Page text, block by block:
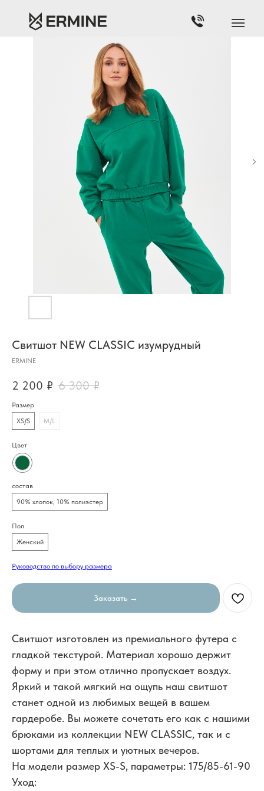
Свитшот NEW CLASSIC изумрудный
ERMINE
2 200 ₽ 6 300 ₽
Размер
XS/S
M/L
Цвет
состав
90% хлопок, 10% полиэстер
Пол
Женский
Руководство по выбору размера
Заказать →
Свитшот изготовлен из премиального футера с
гладкой текстурой. Материал хорошо держит
форму и при этом отлично пропускает воздух.
Яркий и такой мягкий на ощупь наш свитшот
станет одной из любимых вещей в вашем
гардеробе. Вы можете сочетать его как с нашими
брюками из коллекции NEW CLASSIC, так и с
шортами для теплых и уютных вечеров.
На модели размер XS-S, параметры: 175/85-61-90
Уход: